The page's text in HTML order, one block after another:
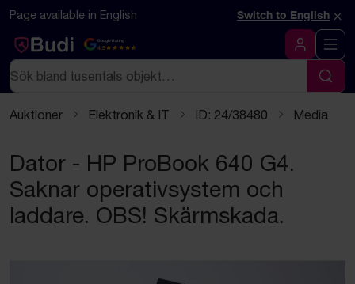
Hoppa till innehåll
Page available in English Switch to English ×
Google Rating
4.5
Logga in
Sök
Sök
Auktioner Elektronik & IT ID: 24/38480 Media
Dator - HP ProBook 640 G4.
Saknar operativsystem och
laddare. OBS! Skärmskada.